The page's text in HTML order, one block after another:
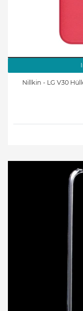
Nillkin - LG V30